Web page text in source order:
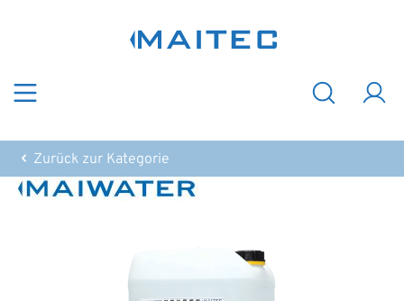
Zurück zur Kategorie